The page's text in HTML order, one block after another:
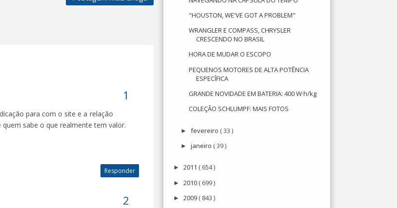
para com o site e a relação
sabe o que realmente tem valor.
Responder
"HOUSTON, WE'VE GOT A PROBLEM"
WRANGLER E COMPASS, CHRYSLER
CRESCENDO NO BRASIL
HORA DE MUDAR O ESCOPO
PEQUENOS MOTORES DE ALTA POTÊNCIA
ESPECÍFICA
GRANDE NOVIDADE EM BATERIA: 400 W·h/kg
COLEÇÃO SCHLUMPF: MAIS FOTOS
►fevereiro ( 33 )
►janeiro ( 39 )
► 2011 ( 654 )
► 2010 ( 699 )
► 2009 ( 843 )